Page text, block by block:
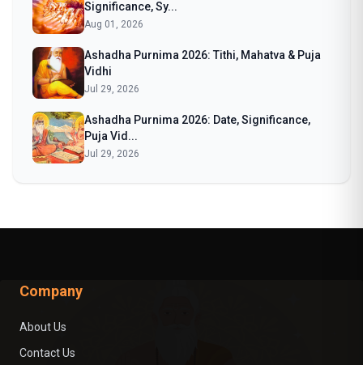
Significance, Sy...
Aug 01, 2026
Ashadha Purnima 2026: Tithi, Mahatva & Puja
Vidhi
Jul 29, 2026
Ashadha Purnima 2026: Date, Significance,
Puja Vid...
Jul 29, 2026
Company
About Us
Contact Us